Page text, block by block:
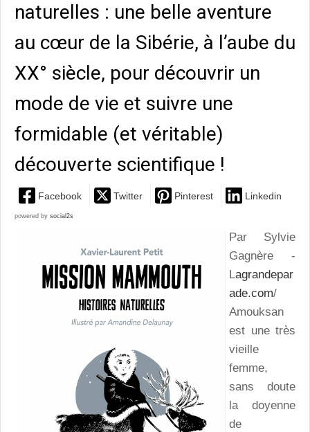
naturelles : une belle aventure
au cœur de la Sibérie, à l’aube du
XX° siècle, pour découvrir un
mode de vie et suivre une
formidable (et véritable)
découverte scientifique !
Facebook Twitter Pinterest Linkedin
powered by social2s
Par Sylvie
Gagnère -
Lagrandepar
ade.com/
Amouksan
est une très
vieille
femme,
sans doute
la doyenne
de